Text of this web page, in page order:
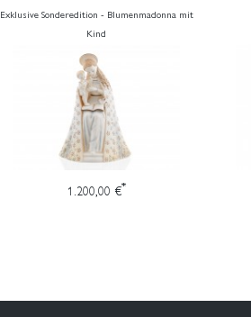
Exklusive Sonderedition - Blumenmadonna mit
Kind
Hum 10/I
1.200,00 €*